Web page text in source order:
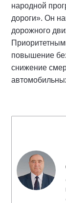
народной
дороги». Он
дорожного
повышение
снижение